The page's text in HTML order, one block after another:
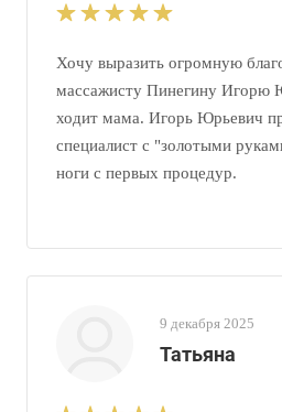
Хочу выразить огромную
массажисту Пинегину Игорю
ходит мама. Игорь Юрьевич
специалист с "золотыми
ноги с первых процедур.
9 декабря 2025
Татьяна